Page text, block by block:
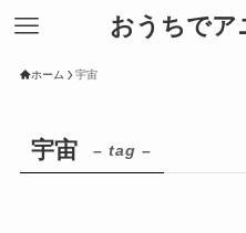
おうちでア
ホーム 宇宙
宇宙 – tag –